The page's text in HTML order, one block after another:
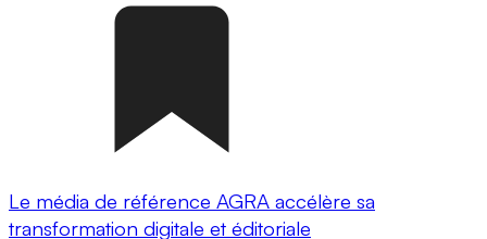
Le média de référence AGRA accélère sa
transformation digitale et éditoriale